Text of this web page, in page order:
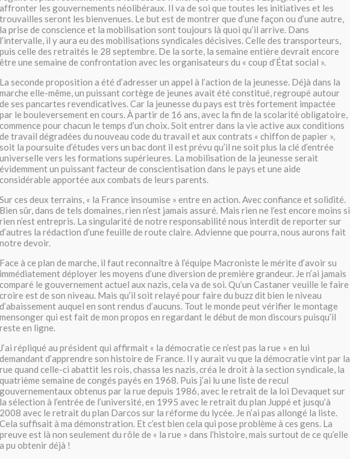
affronter les gouvernements néolibéraux. Il va de soi que toutes les initiatives et les
trouvailles seront les bienvenues. Le but est de montrer que d’une façon ou d’une autre,
la prise de conscience et la mobilisation sont toujours là quoi qu’il arrive. Dans
l’intervalle, il y aura eu des mobilisations syndicales décisives. Celle des transporteurs,
puis celle des retraités le 28 septembre. De la sorte, la semaine entière devrait encore
être une semaine de confrontation avec les organisateurs du « coup d’État social ».
La seconde proposition a été d’adresser un appel à l’action de la jeunesse. Déjà dans la
marche elle-même, un puissant cortège de jeunes avait été constitué, regroupé autour
de ses pancartes revendicatives. Car la jeunesse du pays est très fortement impactée
par le bouleversement en cours. À partir de 16 ans, avec la fin de la scolarité obligatoire,
commence pour chacun le temps d’un choix. Soit entrer dans la vie active aux conditions
de travail dégradées du nouveau code du travail et aux contrats « chiffon de papier »,
soit la poursuite d’études vers un bac dont il est prévu qu’il ne soit plus la clé d’entrée
universelle vers les formations supérieures. La mobilisation de la jeunesse serait
évidemment un puissant facteur de conscientisation dans le pays et une aide
considérable apportée aux combats de leurs parents.
Sur ces deux terrains, « la France insoumise » entre en action. Avec confiance et solidité.
Bien sûr, dans de tels domaines, rien n’est jamais assuré. Mais rien ne l’est encore moins si
rien n’est entrepris. La singularité de notre responsabilité nous interdit de reporter sur
d’autres la rédaction d’une feuille de route claire. Advienne que pourra, nous aurons fait
notre devoir.
Face à ce plan de marche, il faut reconnaître à l’équipe Macroniste le mérite d’avoir su
immédiatement déployer les moyens d’une diversion de première grandeur. Je n’ai jamais
comparé le gouvernement actuel aux nazis, cela va de soi. Qu’un Castaner veuille le faire
croire est de son niveau. Mais qu’il soit relayé pour faire du buzz dit bien le niveau
d’abaissement auquel en sont rendus d’aucuns. Tout le monde peut vérifier le montage
mensonger qui est fait de mon propos en regardant le début de mon discours puisqu’il
reste en ligne.
J’ai répliqué au président qui affirmait « la démocratie ce n’est pas la rue » en lui
demandant d’apprendre son histoire de France. Il y aurait vu que la démocratie vint par la
rue quand celle-ci abattit les rois, chassa les nazis, créa le droit à la section syndicale, la
quatrième semaine de congés payés en 1968. Puis j’ai lu une liste de recul
gouvernementaux obtenus par la rue depuis 1986, avec le retrait de la loi Devaquet sur
la sélection à l’entrée de l’université, en 1995 avec le retrait du plan Juppé et jusqu’à
2008 avec le retrait du plan Darcos sur la réforme du lycée. Je n’ai pas allongé la liste.
Cela suffisait à ma démonstration. Et c’est bien cela qui pose problème à ces gens. La
preuve est là non seulement du rôle de « la rue » dans l’histoire, mais surtout de ce qu’elle
a pu obtenir déjà !